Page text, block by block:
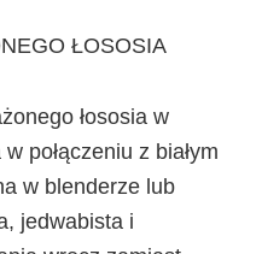
ŁOSOSIA
łososia w
połączeniu z białym
w blenderze lub
jedwabista i